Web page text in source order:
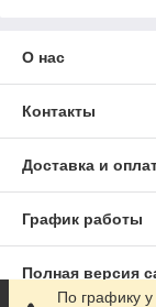
О нас
Контакты
Доставка и
График работы
Полная версия
По графику